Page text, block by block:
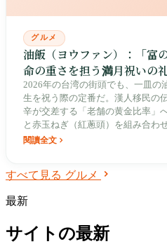
グルメ
油飯（ヨウファン）：「富
命の重さを担う満月祝いの
2026年の台湾の街頭でも、一皿の
生を祝う際の定番だ。漢人移民の
辛が交差する「老舗の黄金比率」
と赤玉ねぎ（紅蔥頭）を組み合わ
に贈る最も温かな祝福となった。
閱讀全文
すべて見る グルメ
最新
サイトの最新